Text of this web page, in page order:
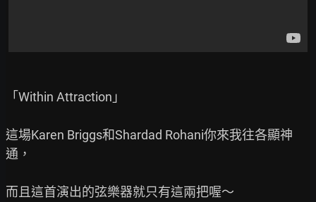
「Within Attraction」
這場Karen Briggs和Shardad Rohani你來我往各顯神
通，
而且這首演出的弦樂器就只有這兩把喔～